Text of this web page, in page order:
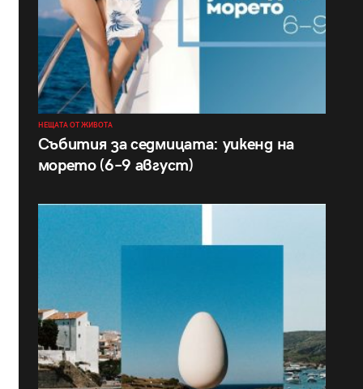
НЕЩАТА ОТ ЖИВОТА
Събития за седмицата: уикенд на
морето (6–9 август)